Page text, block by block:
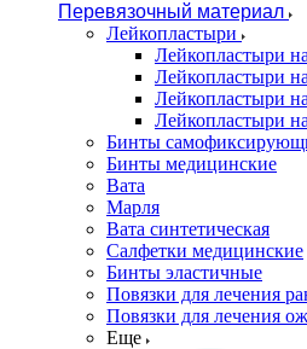
Перевязочный материал
Лейкопластыри
Лейкопластыри
Лейкопластыри
Лейкопластыри
Лейкопластыри
Бинты
Бинты медицинские
Вата
Марля
Вата синтетическая
Салфетки медицинские
Бинты эластичные
Повязки для лечения
Повязки для лечения
Еще